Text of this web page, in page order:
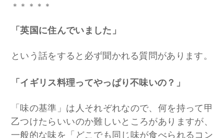
＊＊＊＊＊
「英国に住んでいました」
という話をすると必ず聞かれる質問があります。
「イギリス料理ってやっぱり不味いの？」
「味の基準」は人それぞれなので、何を持って甲
乙つけたらいいのか難しいところがありますが、
一般的な味を「どこでも同じ味が食べられるコン